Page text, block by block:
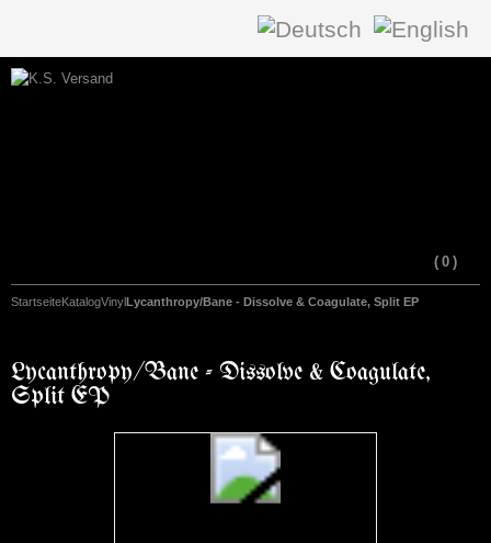
( 0 )
StartseiteKatalogVinylLycanthropy/Bane - Dissolve & Coagulate, Split EP
Lycanthropy/Bane - Dissolve & Coagulate,
Split EP